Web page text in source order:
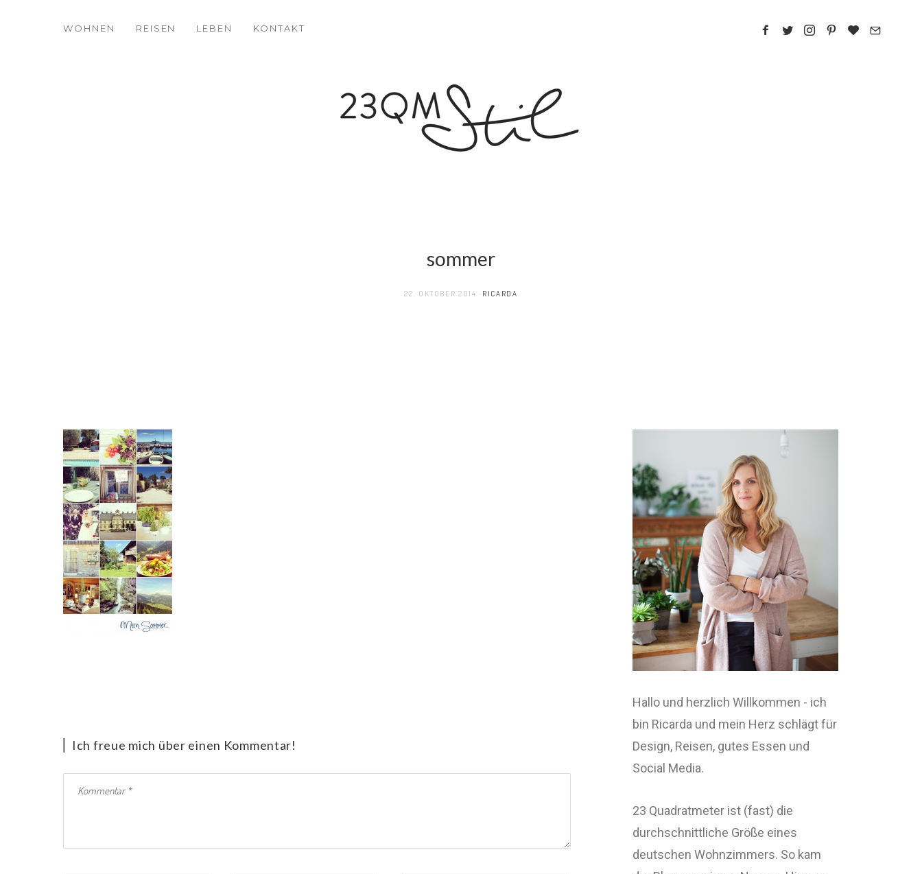
WOHNEN REISEN LEBEN KONTAKT
sommer
22. OKTOBER 2014 RICARDA
Ich freue mich über einen Kommentar!
Hallo und herzlich Willkommen - ich
bin Ricarda und mein Herz schlägt für
Design, Reisen, gutes Essen und
Social Media.
23 Quadratmeter ist (fast) die
durchschnittliche Größe eines
deutschen Wohnzimmers. So kam